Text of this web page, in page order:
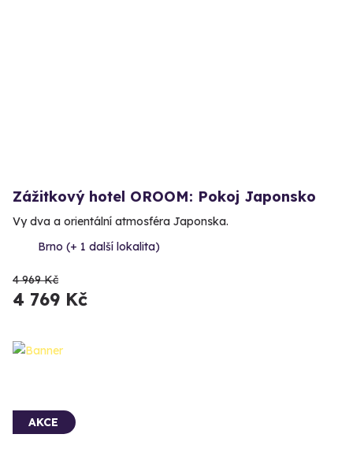
Zážitkový hotel OROOM: Pokoj Japonsko
Vy dva a orientální atmosféra Japonska.
Brno (+ 1 další lokalita)
4 969 Kč
4 769 Kč
AKCE